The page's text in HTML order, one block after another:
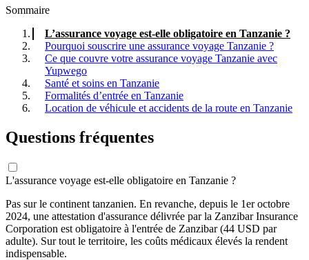
Sommaire
L’assurance voyage est-elle obligatoire en Tanzanie ?
Pourquoi souscrire une assurance voyage Tanzanie ?
Ce que couvre votre assurance voyage Tanzanie avec
Yupwego
Santé et soins en Tanzanie
Formalités d’entrée en Tanzanie
Location de véhicule et accidents de la route en Tanzanie
Questions fréquentes
L'assurance voyage est-elle obligatoire en Tanzanie ?
Pas sur le continent tanzanien. En revanche, depuis le 1er octobre
2024, une attestation d'assurance délivrée par la Zanzibar Insurance
Corporation est obligatoire à l'entrée de Zanzibar (44 USD par
adulte). Sur tout le territoire, les coûts médicaux élevés la rendent
indispensable.